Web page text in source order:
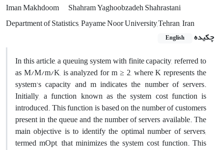
Iman Makhdoom
Shahram Yaghoobzadeh Shahrastani
Department of Statistics, Payame Noor University,Tehran, Iran
چکیده
English
In this article, a queuing system with finite capacity, referred to
as M/M/m/K, is analyzed for m ≥ 2, where K represents the
system's capacity and m indicates the number of servers.
Initially, a function known as the system cost function is
introduced. This function is based on the number of customers
present in the queue and the number of servers available. The
main objective is to identify the optimal number of servers,
termed mOpt, that minimizes the system cost function. This